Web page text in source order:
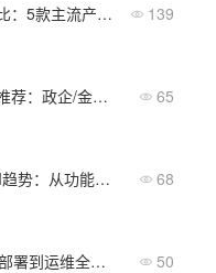
中小企业即时通讯对比：5款主流产品功能与价格横评 139
内网聊天软件分场景推荐：政企/金融/制造各适合哪款？ 65
2026年私有化企业IM趋势：从功能迭代到选型方向 68
内网IM哪个好用？从部署到运维全面评测 50